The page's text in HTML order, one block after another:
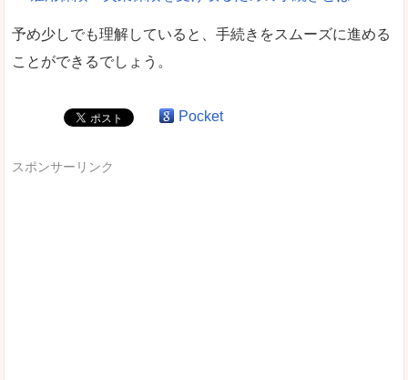
予め少しでも理解していると、手続きをスムーズに進める
ことができるでしょう。
Pocket
スポンサーリンク